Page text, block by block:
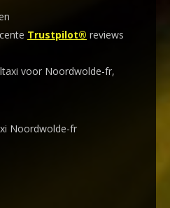
Trustpilot® reviews
voor Noordwolde-fr,
Noordwolde-fr